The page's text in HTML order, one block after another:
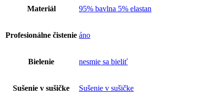
Materiál 95% bavlna 5% elastan
Profesionálne čistenie áno
Bielenie nesmie sa bieliť
Sušenie v sušičke Sušenie v sušičke